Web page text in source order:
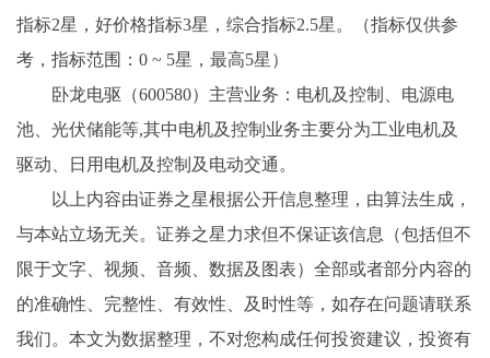
指标2星，好价格指标3星，综合指标2.5星。（指标仅供参
考，指标范围：0 ~ 5星，最高5星）
卧龙电驱（600580）主营业务：电机及控制、电源电
池、光伏储能等,其中电机及控制业务主要分为工业电机及
驱动、日用电机及控制及电动交通。
以上内容由证券之星根据公开信息整理，由算法生成，
与本站立场无关。证券之星力求但不保证该信息（包括但不
限于文字、视频、音频、数据及图表）全部或者部分内容的
的准确性、完整性、有效性、及时性等，如存在问题请联系
我们。本文为数据整理，不对您构成任何投资建议，投资有